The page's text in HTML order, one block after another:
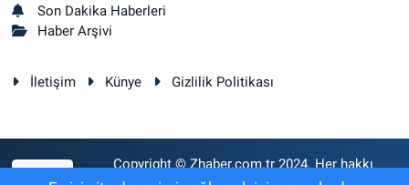
Son Dakika Haberleri
Haber Arşivi
İletişim Künye Gizlilik Politikası
Copyright © Zhaber.com.tr 2024. Her hakkı